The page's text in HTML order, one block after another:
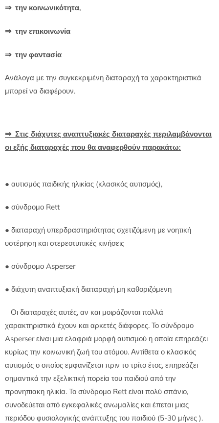
⇒ την κοινωνικότητα,
⇒ την επικοινωνία
⇒ την φαντασία
Ανάλογα με την συγκεκριμένη διαταραχή τα χαρακτηριστικά
μπορεί να διαφέρουν.
⇒ Στις διάχυτες αναπτυξιακές διαταραχές περιλαμβάνονται
οι εξής διαταραχές που θα αναφερθούν παρακάτω:
● αυτισμός παιδικής ηλικίας (κλασικός αυτισμός),
● σύνδρομο Rett
● διαταραχή υπερδραστηριότητας σχετιζόμενη με νοητική
υστέρηση και στερεοτυπικές κινήσεις
● σύνδρομο Asperser
● διάχυτη αναπτυξιακή διαταραχή μη καθοριζόμενη
Οι διαταραχές αυτές, αν και μοιράζονται πολλά
χαρακτηριστικά έχουν και αρκετές διάφορες. Το σύνδρομο
Asperser είναι μια ελαφριά μορφή αυτισμού η οποία επηρεάζει
κυρίως την κοινωνική ζωή του ατόμου. Αντίθετα ο κλασικός
αυτισμός ο οποίος εμφανίζεται πριν το τρίτο έτος, επηρεάζει
σημαντικά την εξελικτική πορεία του παιδιού από την
προνηπιακη ηλικία. Το σύνδρομο Rett είναι πολύ σπάνιο,
συνοδεύεται από εγκεφαλικές ανωμαλίες και έπεται μιας
περιόδου φυσιολογικής ανάπτυξης του παιδιού (5-30 μήνες ).